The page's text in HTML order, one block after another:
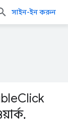
সাইন-ইন করুন